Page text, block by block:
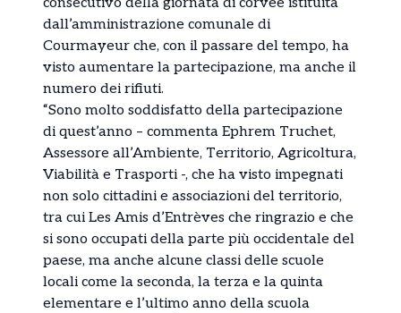
dall’amministrazione comunale di
Courmayeur che, con il passare del tempo, ha
visto aumentare la partecipazione, ma anche il
numero dei rifiuti.
“Sono molto soddisfatto della partecipazione
di quest’anno – commenta Ephrem Truchet,
Assessore all’Ambiente, Territorio, Agricoltura,
Viabilità e Trasporti -, che ha visto impegnati
non solo cittadini e associazioni del territorio,
tra cui Les Amis d’Entrèves che ringrazio e che
si sono occupati della parte più occidentale del
paese, ma anche alcune classi delle scuole
locali come la seconda, la terza e la quinta
elementare e l’ultimo anno della scuola